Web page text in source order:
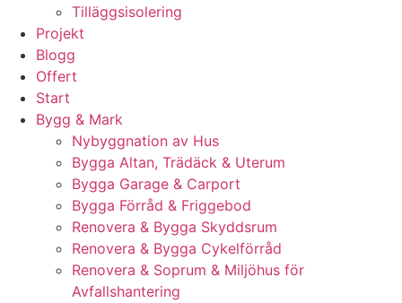
Tilläggsisolering
Projekt
Blogg
Offert
Start
Bygg & Mark
Nybyggnation av Hus
Bygga Altan, Trädäck & Uterum
Bygga Garage & Carport
Bygga Förråd & Friggebod
Renovera & Bygga Skyddsrum
Renovera & Bygga Cykelförråd
Renovera & Soprum & Miljöhus för
Avfallshantering